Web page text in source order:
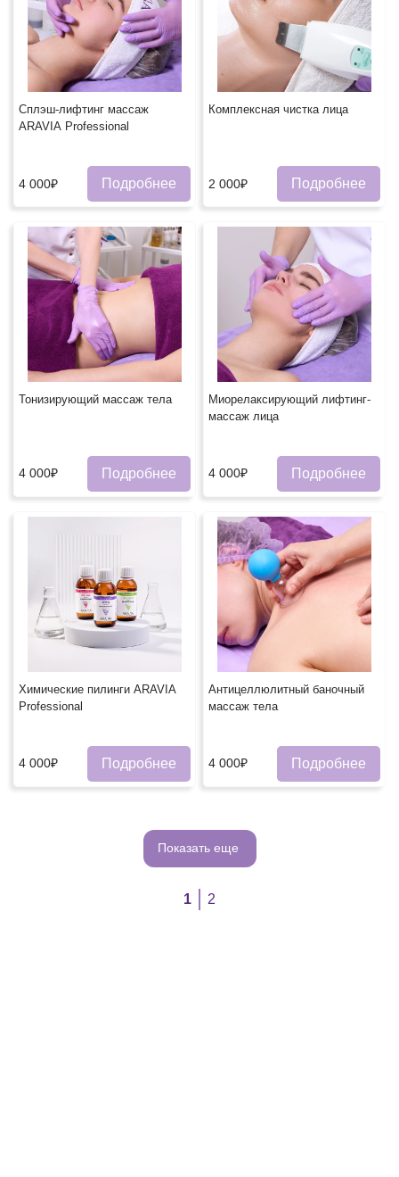
Сплэш-лифтинг массаж
ARAVIA Professional
4 000₽ Подробнее
Комплексная чистка лица
2 000₽ Подробнее
Тонизирующий массаж тела
4 000₽ Подробнее
Миорелаксирующий лифтинг-
массаж лица
4 000₽ Подробнее
Химические пилинги ARAVIA
Professional
4 000₽ Подробнее
Антицеллюлитный баночный
массаж тела
4 000₽ Подробнее
Показать еще
1 2